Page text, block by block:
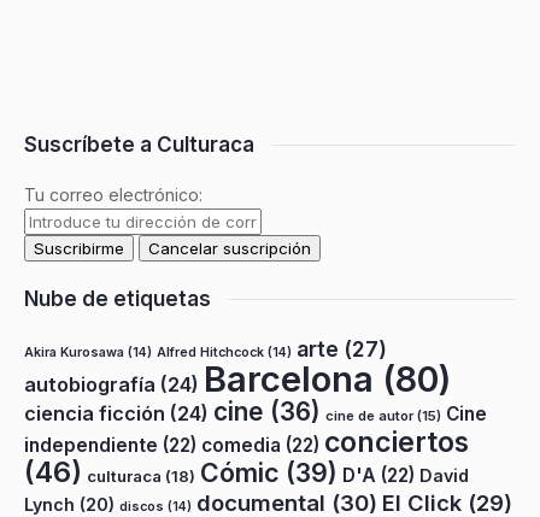
Suscríbete a Culturaca
Tu correo electrónico:
Nube de etiquetas
Akira Kurosawa (14) Alfred Hitchcock (14) arte (27)
autobiografía (24) Barcelona (80)
ciencia ficción (24) cine (36) cine de autor(15) Cine
independiente (22) comedia (22) conciertos
(46) culturaca (18) Cómic (39) D'A (22) David
Lynch (20) discos (14) documental (30) El Click (29)